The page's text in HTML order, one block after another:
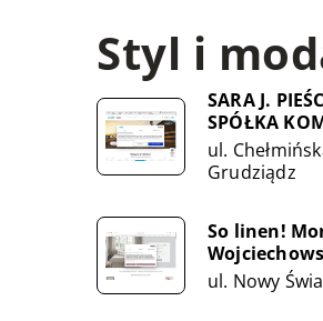
Styl i
SARA J.
SPÓŁKA
ul.
Grudziądz
So linen!
ul. Nowy